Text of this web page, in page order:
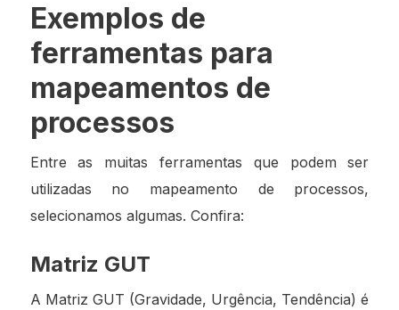
Exemplos de
ferramentas para
mapeamentos de
processos
Entre as muitas ferramentas que podem ser
utilizadas no mapeamento de processos,
selecionamos algumas. Confira:
Matriz GUT
A Matriz GUT (Gravidade, Urgência, Tendência) é